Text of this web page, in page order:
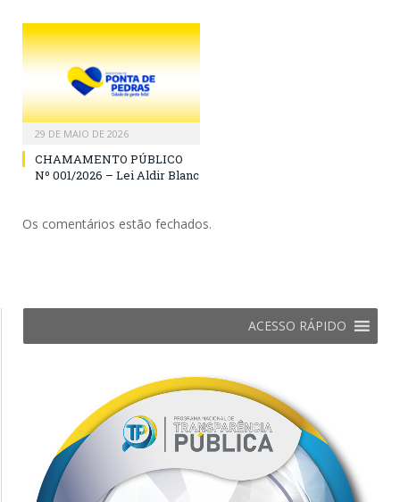
29 DE MAIO DE 2026
CHAMAMENTO PÚBLICO
Nº 001/2026 – Lei Aldir Blanc
Os comentários estão fechados.
ACESSO RÁPIDO